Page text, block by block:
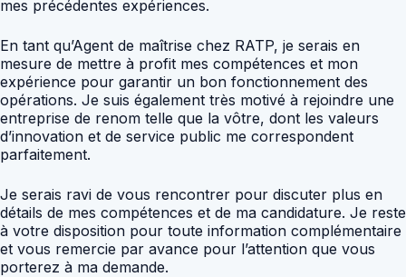
mes précédentes expériences.
En tant qu’Agent de maîtrise chez RATP, je serais en
mesure de mettre à profit mes compétences et mon
expérience pour garantir un bon fonctionnement des
opérations. Je suis également très motivé à rejoindre une
entreprise de renom telle que la vôtre, dont les valeurs
d’innovation et de service public me correspondent
parfaitement.
Je serais ravi de vous rencontrer pour discuter plus en
détails de mes compétences et de ma candidature. Je reste
à votre disposition pour toute information complémentaire
et vous remercie par avance pour l’attention que vous
porterez à ma demande.